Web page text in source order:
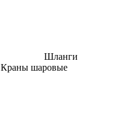
Шланги
Краны шаровые